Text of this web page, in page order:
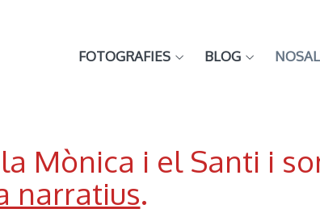
FOTOGRAFIES BLOG
la Mònica i el Santi i
narratius.